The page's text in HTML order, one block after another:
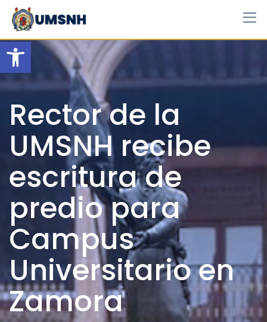
Open toolbar
Skip
content
Rector de la
UMSNH recibe
escritura de
predio para
Campus
Universitario en
Zamora